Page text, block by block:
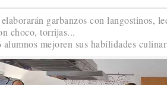
garbanzos con langostinos,
choco, torrijas...
mejoren sus habilidades